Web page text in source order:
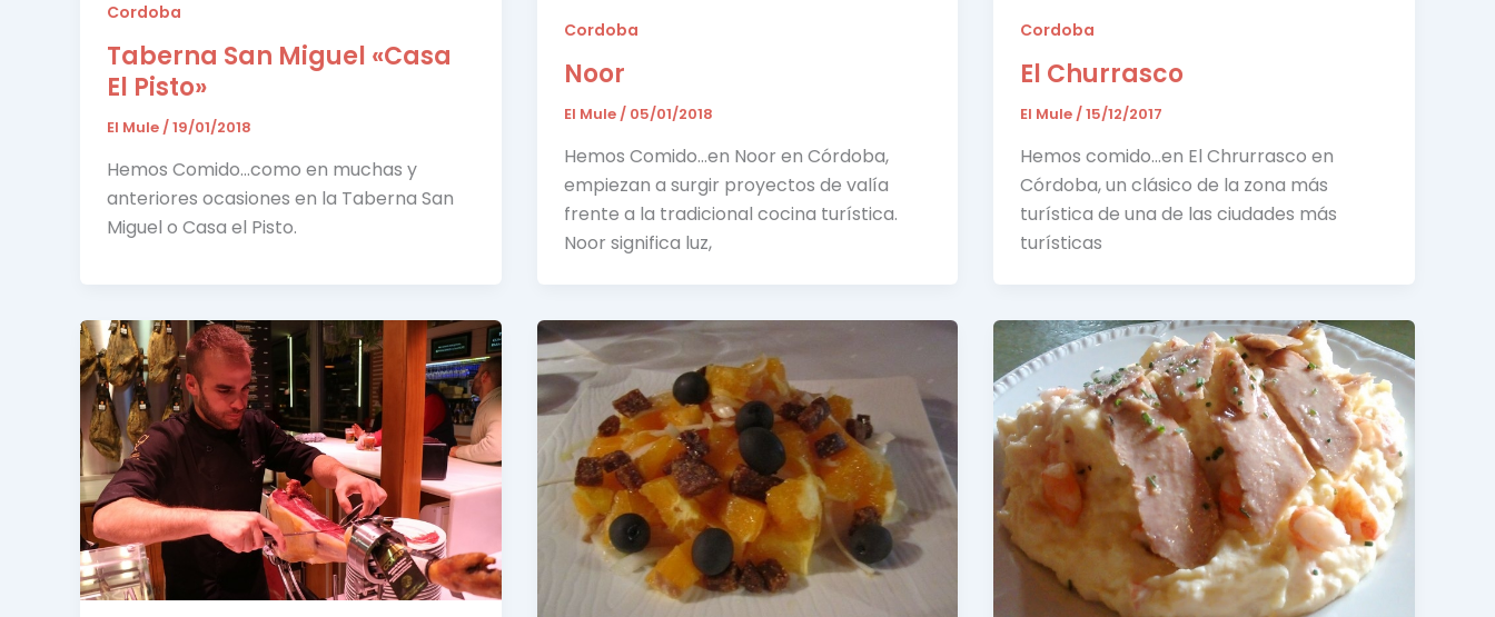
Cordoba
Taberna San Miguel «Casa
El Pisto»
El Mule/19/01/2018
Hemos Comido…como en muchas y
anteriores ocasiones en la Taberna San
Miguel o Casa el Pisto.
Cordoba
Noor
El Mule/ 05/01/2018
Hemos Comido…en Noor en Córdoba,
empiezan a surgir proyectos de valía
frente a la tradicional cocina turística.
Noor significa luz,
Cordoba
El Churrasco
El Mule/15/12/2017
Hemos comido…en El Chrurrasco en
Córdoba, un clásico de la zona más
turística de una de las ciudades más
turísticas